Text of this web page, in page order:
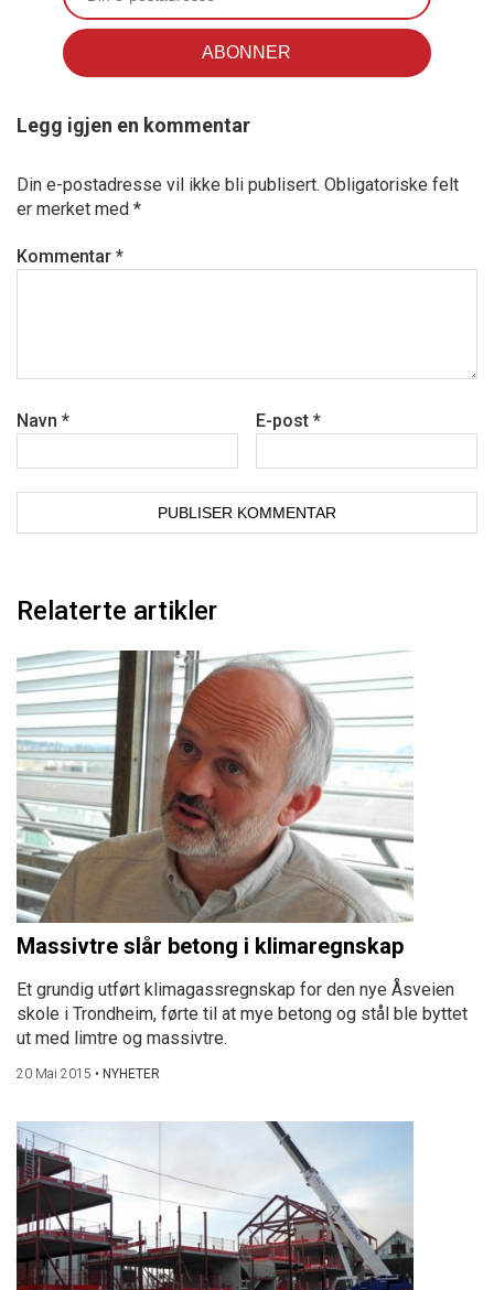
Legg igjen en kommentar
Din e-postadresse vil ikke bli publisert. Obligatoriske felt
er merket med *
Kommentar *
Navn * E-post*
Relaterte artikler
Massivtre slår betong i klimaregnskap
Et grundig utført klimagassregnskap for den nye Åsveien
skole i Trondheim, førte til at mye betong og stål ble byttet
ut med limtre og massivtre.
20 Mai 2015 • NYHETER